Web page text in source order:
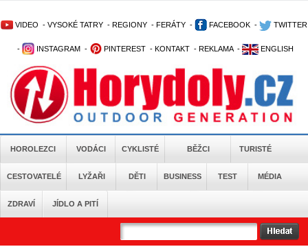
VIDEO - VYSOKÉ TATRY - REGIONY - FERÁTY - FACEBOOK - TWITTER
- INSTAGRAM - PINTEREST - KONTAKT - REKLAMA - ENGLISH
HOROLEZCI VODÁCI CYKLISTÉ BĚŽCI TURISTÉ
CESTOVATELÉ LYŽAŘI DĚTI BUSINESS TEST MÉDIA
ZDRAVÍ JÍDLO A PITÍ